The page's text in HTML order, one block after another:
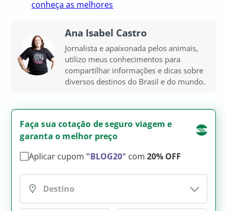
conheça as melhores
Ana Isabel Castro
Jornalista e apaixonada pelos animais,
utilizo meus conhecimentos para
compartilhar informações e dicas sobre
diversos destinos do Brasil e do mundo.
Faça sua cotação de seguro viagem e
garanta o melhor preço
Aplicar cupom "BLOG20" com20% OFF